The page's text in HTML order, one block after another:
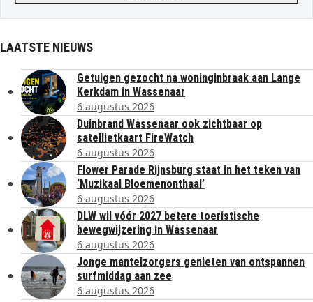
LAATSTE NIEUWS
Getuigen gezocht na woninginbraak aan Lange
Kerkdam in Wassenaar
6 augustus 2026
Duinbrand Wassenaar ook zichtbaar op
satellietkaart FireWatch
6 augustus 2026
Flower Parade Rijnsburg staat in het teken van
‘Muzikaal Bloemenonthaal’
6 augustus 2026
DLW wil vóór 2027 betere toeristische
bewegwijzering in Wassenaar
6 augustus 2026
Jonge mantelzorgers genieten van ontspannen
surfmiddag aan zee
6 augustus 2026